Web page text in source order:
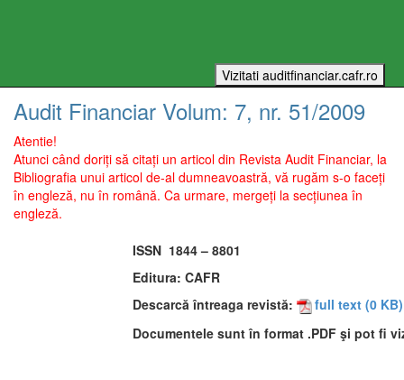
Audit Financiar Volum: 7, nr. 51/2009
Atentie!
Atunci când doriți să citați un articol din Revista Audit Financiar, la
Bibliografia unui articol de-al dumneavoastră, vă rugăm s-o faceți
în engleză, nu în română. Ca urmare, mergeți la secțiunea în
engleză.
ISSN 1844 – 8801
Editura: CAFR
Descarcă întreaga revistă:
full text (0 KB)
Documentele sunt în format .PDF şi pot fi